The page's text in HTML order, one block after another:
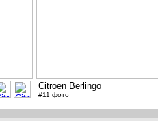
Citroen Berlingo
#11 фото